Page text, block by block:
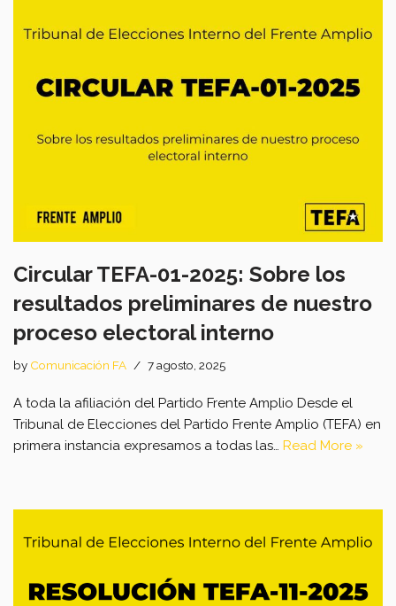
Circular TEFA-01-2025: Sobre los
resultados preliminares de nuestro
proceso electoral interno
by Comunicación FA 7 agosto, 2025
A toda la afiliación del Partido Frente Amplio Desde el
Tribunal de Elecciones del Partido Frente Amplio (TEFA) en
primera instancia expresamos a todas las… Read More »